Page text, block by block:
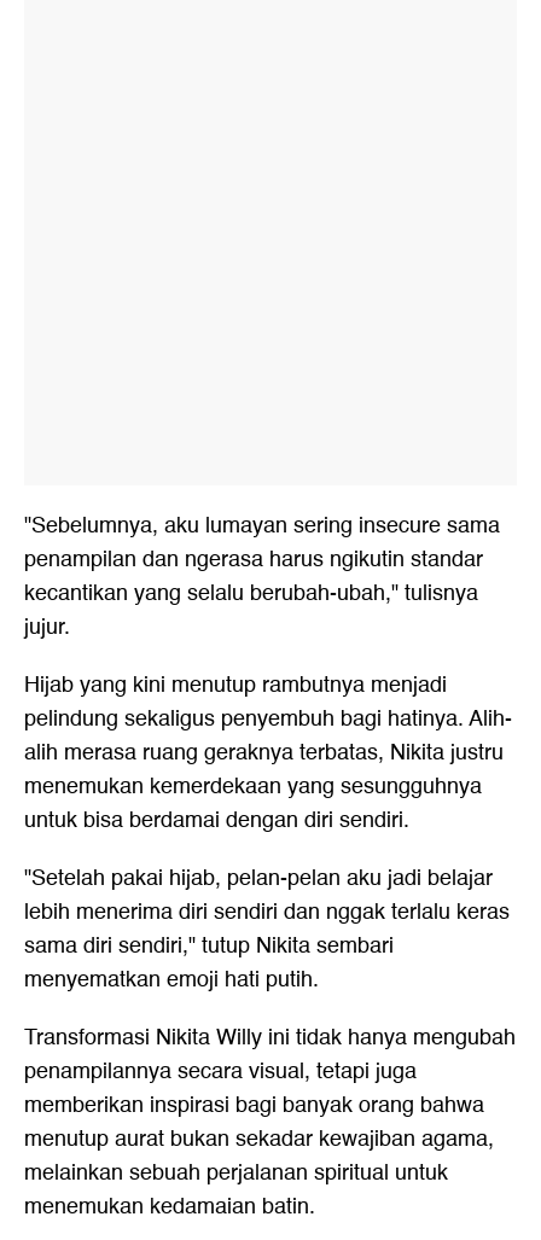
"Sebelumnya, aku lumayan sering insecure sama
penampilan dan ngerasa harus ngikutin standar
kecantikan yang selalu berubah-ubah," tulisnya
jujur.
Hijab yang kini menutup rambutnya menjadi
pelindung sekaligus penyembuh bagi hatinya. Alih-
alih merasa ruang geraknya terbatas, Nikita justru
menemukan kemerdekaan yang sesungguhnya
untuk bisa berdamai dengan diri sendiri.
"Setelah pakai hijab, pelan-pelan aku jadi belajar
lebih menerima diri sendiri dan nggak terlalu keras
sama diri sendiri," tutup Nikita sembari
menyematkan emoji hati putih.
Transformasi Nikita Willy ini tidak hanya mengubah
penampilannya secara visual, tetapi juga
memberikan inspirasi bagi banyak orang bahwa
menutup aurat bukan sekadar kewajiban agama,
melainkan sebuah perjalanan spiritual untuk
menemukan kedamaian batin.